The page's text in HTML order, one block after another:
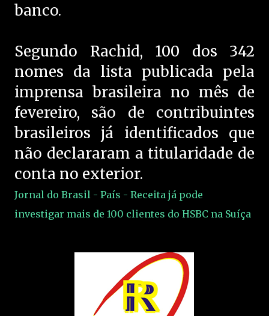
banco.
Segundo Rachid, 100 dos 342
nomes da lista publicada pela
imprensa brasileira no mês de
fevereiro, são de contribuintes
brasileiros já identificados que
não declararam a titularidade de
conta no exterior.
Jornal do Brasil - País - Receita já pode
investigar mais de 100 clientes do HSBC na Suíça